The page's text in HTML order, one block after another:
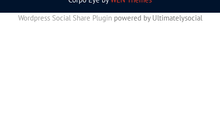
Wordpress Social Share Plugin powered by Ultimatelysocial